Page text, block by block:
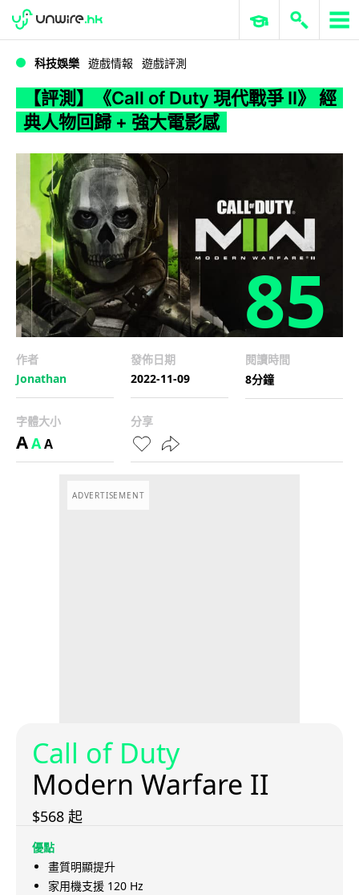
WWDC 2026 ERP 與商業 AI
科技娛樂 遊戲情報 遊戲評測
【評測】《Call of Duty 現代戰爭 II》 經
典人物回歸 + 強大電影感
85
作者
Jonathan
發佈日期
2022-11-09
閱讀時間
8分鐘
字體大小
AAA
分享
ADVERTISEMENT
Call of Duty
Modern Warfare II
$568 起
優點
畫質明顯提升
家用機支援 120 Hz